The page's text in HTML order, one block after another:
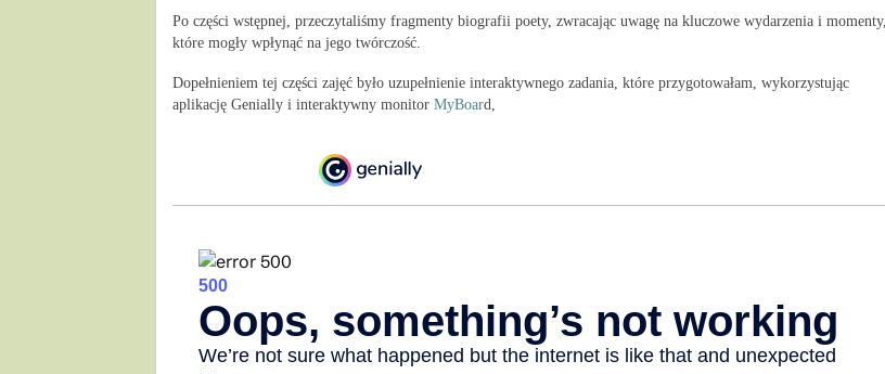
Po części wstępnej, przeczytaliśmy fragmenty biografii poety, zwracając uwagę na kluczowe wydarzenia i momenty,
które mogły wpłynąć na jego twórczość.
Dopełnieniem tej części zajęć było uzupełnienie interaktywnego zadania, które przygotowałam, wykorzystując
aplikację Genially i interaktywny monitor MyBoard,